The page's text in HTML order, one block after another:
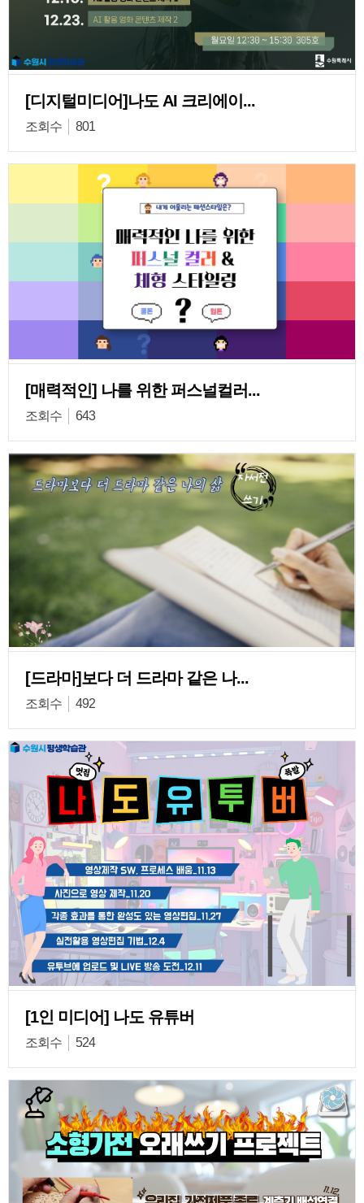
[디지털미디어]나도 AI 크리에이...
조회수 801
[매력적인] 나를 위한 퍼스널컬러...
조회수 643
[드라마]보다 더 드라마 같은 나...
조회수 492
[1인 미디어] 나도 유튜버
조회수 524